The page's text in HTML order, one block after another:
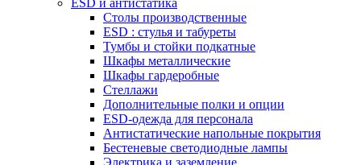
ESD и антистатика
Столы производственные
ESD : cтулья и табуреты
Тумбы и стойки подкатные
Шкафы металлические
Шкафы гардеробные
Стеллажи
Дополнительные полки и опции
ESD-одежда для персонала
Антистатические напольные покрытия
Бестеневые светодиодные лампы
Электрика и заземление